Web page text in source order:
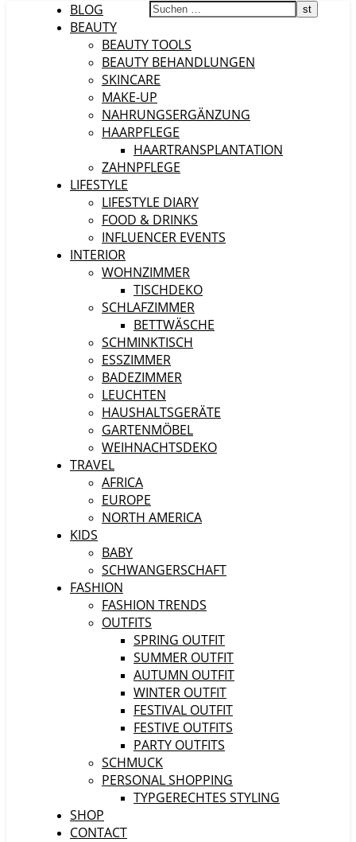
BLOG
BEAUTY
BEAUTY TOOLS
BEAUTY BEHANDLUNGEN
SKINCARE
MAKE-UP
NAHRUNGSERGÄNZUNG
HAARPFLEGE
HAARTRANSPLANTATION
ZAHNPFLEGE
LIFESTYLE
LIFESTYLE DIARY
FOOD & DRINKS
INFLUENCER EVENTS
INTERIOR
WOHNZIMMER
TISCHDEKO
SCHLAFZIMMER
BETTWÄSCHE
SCHMINKTISCH
ESSZIMMER
BADEZIMMER
LEUCHTEN
HAUSHALTSGERÄTE
GARTENMÖBEL
WEIHNACHTSDEKO
TRAVEL
AFRICA
EUROPE
NORTH AMERICA
KIDS
BABY
SCHWANGERSCHAFT
FASHION
FASHION TRENDS
OUTFITS
SPRING OUTFIT
SUMMER OUTFIT
AUTUMN OUTFIT
WINTER OUTFIT
FESTIVAL OUTFIT
FESTIVE OUTFITS
PARTY OUTFITS
SCHMUCK
PERSONAL SHOPPING
TYPGERECHTES STYLING
SHOP
CONTACT